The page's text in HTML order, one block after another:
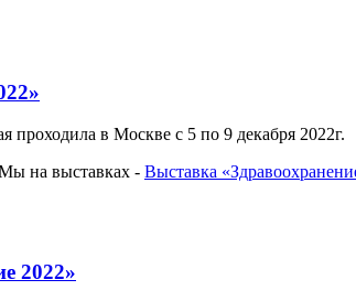
проходила в Москве с 5 по 9 декабря 2022г.
на выставках - Выставка
2022»